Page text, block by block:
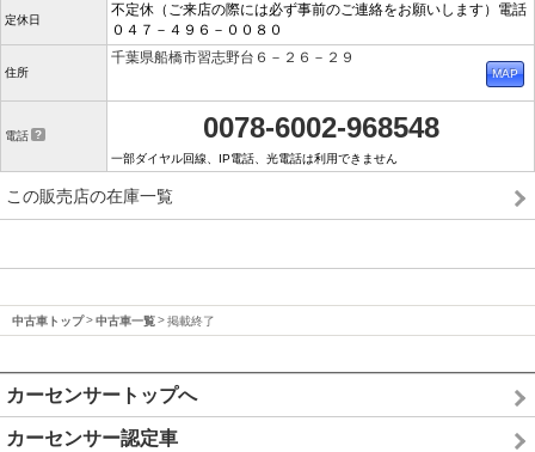
定休日
不定休（ご来店の際には必ず事前のご連絡をお願いします）電話
０４７－４９６－００８０
住所
千葉県船橋市習志野台６－２６－２９
電話 0078-6002-968548
一部ダイヤル回線、IP電話、光電話は利用できません
この販売店の在庫一覧
中古車トップ 中古車一覧 掲載終了
カーセンサートップへ
カーセンサー認定車